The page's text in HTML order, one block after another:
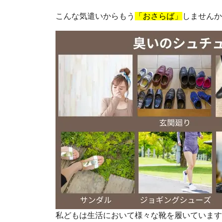
こんな気遣いからもう 「おさらば」 しません
私どもは生活において様々な靴を履いていま